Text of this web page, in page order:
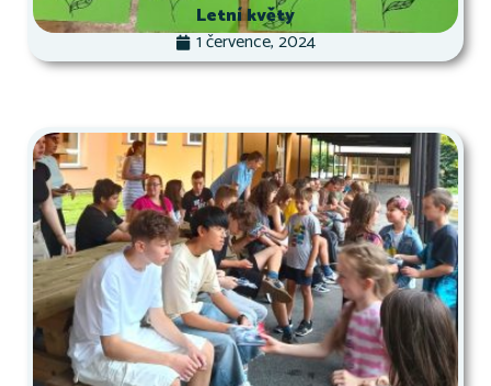
Letní květy
1 července, 2024